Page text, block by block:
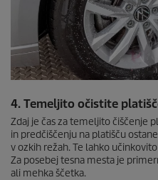
4. Temeljito očistite
Zdaj je čas za temeljito čiščenje
in predčiščenju na platišču
v ozkih režah. Te lahko
Za posebej tesna mesta je
ali mehka ščetka.